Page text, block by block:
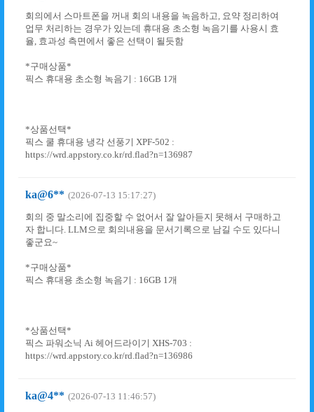
회의에서 스마트폰을 꺼내 회의 내용을 녹음하고, 요약 정리하여
업무 처리하는 경우가 있는데 휴대용 초소형 녹음기를 사용시 효
율, 효과성 측면에서 좋은 선택이 될듯함
*구매상품*
픽스 휴대용 초소형 녹음기 : 16GB 1개
*상품선택*
픽스 쿨 휴대용 냉각 선풍기 XPF-502 :
https://wrd.appstory.co.kr/rd.flad?n=136987
ka@6** (2026-07-13 15:17:27)
회의 중 말소리에 집중할 수 없어서 잘 알아듣지 못해서 구매하고
자 합니다. LLM으로 회의내용을 문서기록으로 남길 수도 있다니
좋군요~
*구매상품*
픽스 휴대용 초소형 녹음기 : 16GB 1개
*상품선택*
픽스 파워소닉 Ai 헤어드라이기 XHS-703 :
https://wrd.appstory.co.kr/rd.flad?n=136986
ka@4** (2026-07-13 11:46:57)